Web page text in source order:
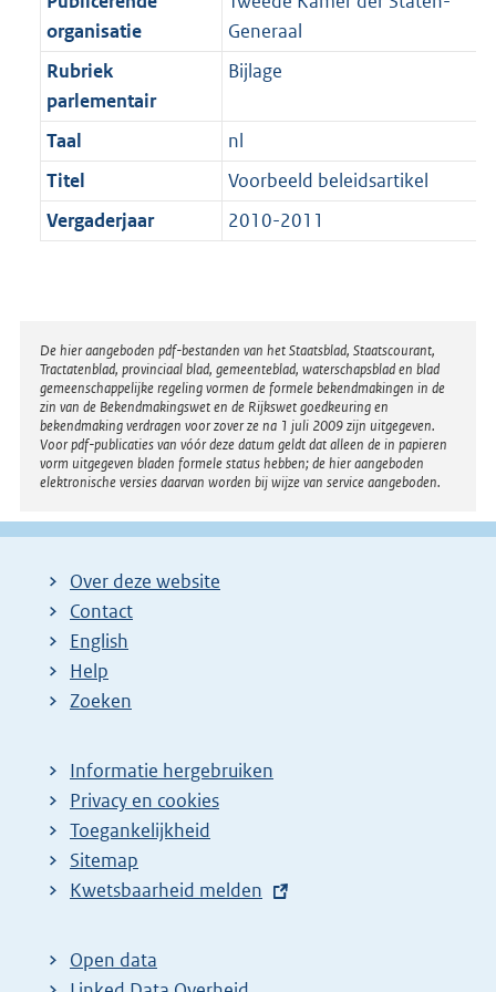
t
a
t
b
b
organisatie
Generaal
Rubriek
parlementair
Bijlage
Taal
nl
Titel
Voorbeeld beleidsartikel
Vergaderjaar
2010-2011
Disclaimer
De hier aangeboden pdf-bestanden van het Staatsblad, Staatscourant,
Tractatenblad, provinciaal blad, gemeenteblad, waterschapsblad en blad
gemeenschappelijke regeling vormen de formele bekendmakingen in de
zin van de Bekendmakingswet en de Rijkswet goedkeuring en
bekendmaking verdragen voor zover ze na 1 juli 2009 zijn uitgegeven.
Voor pdf-publicaties van vóór deze datum geldt dat alleen de in papieren
vorm uitgegeven bladen formele status hebben; de hier aangeboden
elektronische versies daarvan worden bij wijze van service aangeboden.
Over deze website
Contact
English
Help
Zoeken
Informatie hergebruiken
Privacy en cookies
Toegankelijkheid
Sitemap
E
t
e
Kwetsbaarheid melden
Open data